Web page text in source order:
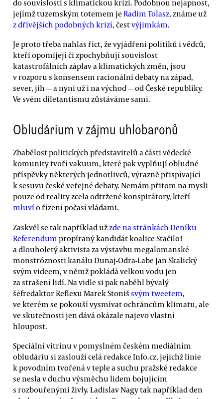
do souvislosti s klimatickou krizi. Podobnou nejapnost,
jejímž tuzemským totemem je Radim Tolasz, známe už
z dřívějších podobných krizí, čestvýjimkám.
Je proto třeba nahlas říct, že vyjádření politiků i vědců,
kteří opomíjejí či zpochybňují souvislost
katastrofálních záplav a klimatických změn, jsou
v rozporu s konsensem racionální debaty na západ,
sever, jih — a nyní už i na východ — od České republiky.
Ve svém diletantismu zůstáváme sami.
Obludárium v zájmu uhlobaronů
Zbabělost politických představitelů a části vědecké
komunity tvoří vakuum, které pak vyplňují obludné
příspěvky některých jednotlivců, výrazně přispívající
k sesuvu české veřejné debaty. Nemám přitom na mysli
pouze od reality zcela odtržené konspirátory, kteří
mluvío řízení počasí vládami.
Zaskvěl se tak například už zde na stránkách Deníku
Referendum propíraný kandidát koalice Stačilo!
a dlouholetý aktivista za výstavbu megalomanské
monstróznosti kanálu Dunaj-Odra-Labe Jan Skalický
svým videem, v němž pokládá velkou vodu jen
za strašení lidí. Na vidle si pak naběhl bývalý
šéfredaktor Reflexu Marek Stoniš svým tweetem,
ve kterém se pokouší vysmívat ochráncům klimatu, ale
ve skutečnosti jen dává okázale najevo vlastní
hloupost.
Speciální vitrínu v pomyslném českém mediálním
obludáriu si zaslouží celá redakce Info.cz, jejichž linie
k povodním tvořená v teple a suchu pražské redakce
se nesla v duchu výsměchu lidem bojujícím
s rozbouřenými živly. Ladislav Nagy tak například den